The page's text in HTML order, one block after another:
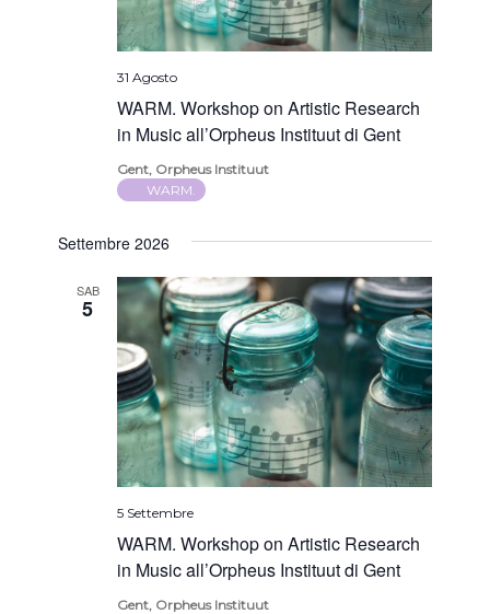
WARM. Workshop on Artistic Research
in Music all’Orpheus Instituut di Gent
31 Agosto
Gent, Orpheus Instituut
WARM.
Settembre 2026
SAB
5
WARM. Workshop on Artistic Research
in Music all’Orpheus Instituut di Gent
5 Settembre
Gent, Orpheus Instituut